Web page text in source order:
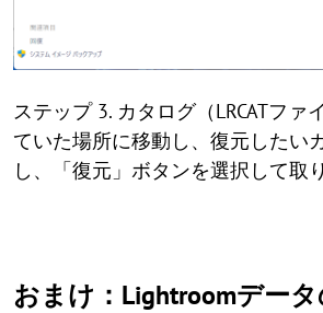
ステップ 3. カタログ（LRCATファ
ていた場所に移動し、復元したい
し、「復元」ボタンを選択して取
おまけ：Lightroomデー